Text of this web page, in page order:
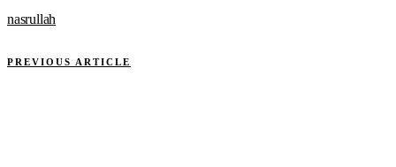
nasrullah
PREVIOUS ARTICLE